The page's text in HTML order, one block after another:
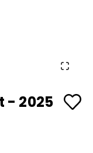
- 2025